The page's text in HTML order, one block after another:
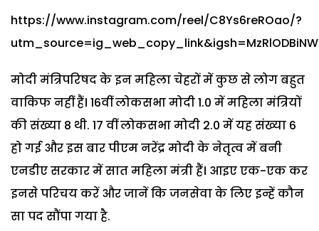
https://www.instagram.com/reel/C8Ys6reROao/?
मोदी मंत्रिपरिषद के इन महिला चेहरों में कुछ से लोग बहुत
वाकिफ नहीं हैं। 16वीं लोकसभा मोदी 1.0 में महिला मंत्रियों
की संख्या 8 थी. 17 वीं लोकसभा मोदी 2.0 में यह संख्या 6
हो गई और इस बार पीएम नरेंद्र मोदी के नेतृत्व में बनी
एनडीए सरकार में सात महिला मंत्री हैं। आइए एक-एक कर
इनसे परिचय करें और जानें कि जनसेवा के लिए इन्हें कौन
सा पद सौंपा गया है.